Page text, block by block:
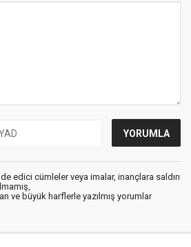
edici cümleler veya imalar, inançlara saldırı
ve büyük harflerle yazılmış yorumlar